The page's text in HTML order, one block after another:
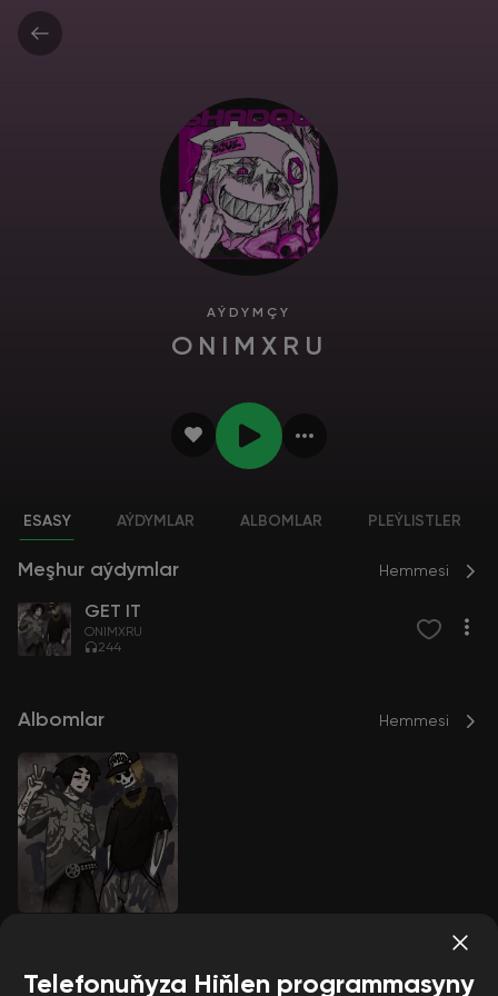
AÝDYMÇY
ONIMXRU
ESASY AÝDYMLAR ALBOMLAR PLEÝLISTLER
Meşhur aýdymlar Hemmesi
GET IT
ONIMXRU
244
Albomlar Hemmesi
Telefonuňyza Hiňlen programmasyny